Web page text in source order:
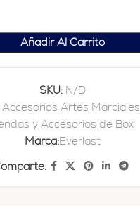
Añadir Al Carrito
SKU: N/D
Accesorios Artes Marciales
y Accesorios de Box
Marca:Everlast